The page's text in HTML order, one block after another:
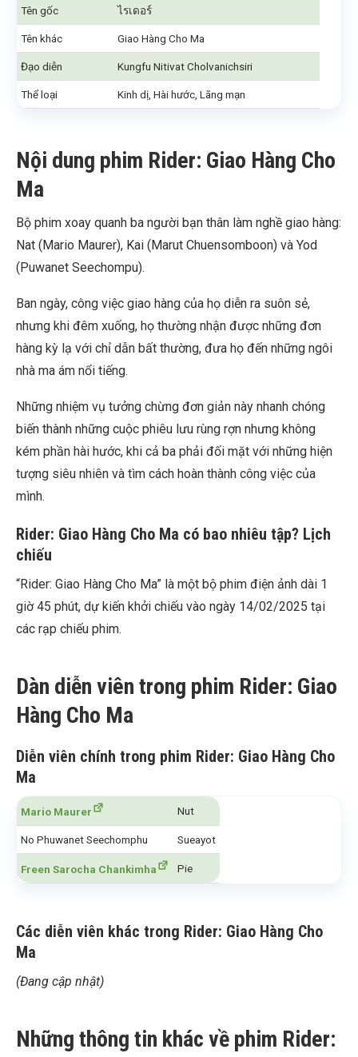
Tên gốc ไรเดอร์
Tên khác Giao Hàng Cho Ma
Đạo diễn Kungfu Nitivat Cholvanichsiri
Thể loại Kinh dị, Hài hước, Lãng mạn
Nội dung phim Rider: Giao Hàng Cho
Ma
Bộ phim xoay quanh ba người bạn thân làm nghề giao hàng:
Nat (Mario Maurer), Kai (Marut Chuensomboon) và Yod
(Puwanet Seechompu).
Ban ngày, công việc giao hàng của họ diễn ra suôn sẻ,
nhưng khi đêm xuống, họ thường nhận được những đơn
hàng kỳ lạ với chỉ dẫn bất thường, đưa họ đến những ngôi
nhà ma ám nổi tiếng.
Những nhiệm vụ tưởng chừng đơn giản này nhanh chóng
biến thành những cuộc phiêu lưu rùng rợn nhưng không
kém phần hài hước, khi cả ba phải đối mặt với những hiện
tượng siêu nhiên và tìm cách hoàn thành công việc của
mình.
Rider: Giao Hàng Cho Ma có bao nhiêu tập? Lịch
chiếu
“Rider: Giao Hàng Cho Ma” là một bộ phim điện ảnh dài 1
giờ 45 phút, dự kiến khởi chiếu vào ngày 14/02/2025 tại
các rạp chiếu phim.
Dàn diễn viên trong phim Rider: Giao
Hàng Cho Ma
Diễn viên chính trong phim Rider: Giao Hàng Cho
Ma
Mario Maurer Nut
No Phuwanet Seechomphu Sueayot
Freen Sarocha Chankimha Pie
Các diễn viên khác trong Rider: Giao Hàng Cho
Ma
(Đang cập nhật)
Những thông tin khác về phim Rider: